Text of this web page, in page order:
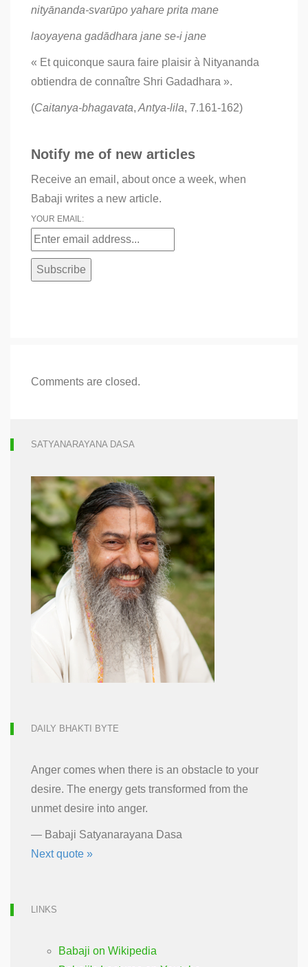
nityānanda-svarūpo yahare prita mane
laoyayena gadādhara jane se-i jane
« Et quiconque saura faire plaisir à Nityananda
obtiendra de connaître Shri Gadadhara ».
(Caitanya-bhagavata, Antya-lila, 7.161-162)
Notify me of new articles
Receive an email, about once a week, when
Babaji writes a new article.
YOUR EMAIL:
Comments are closed.
SATYANARAYANA DASA
DAILY BHAKTI BYTE
Anger comes when there is an obstacle to your
desire. The energy gets transformed from the
unmet desire into anger.
— Babaji Satyanarayana Dasa
Next quote »
LINKS
Babaji on Wikipedia